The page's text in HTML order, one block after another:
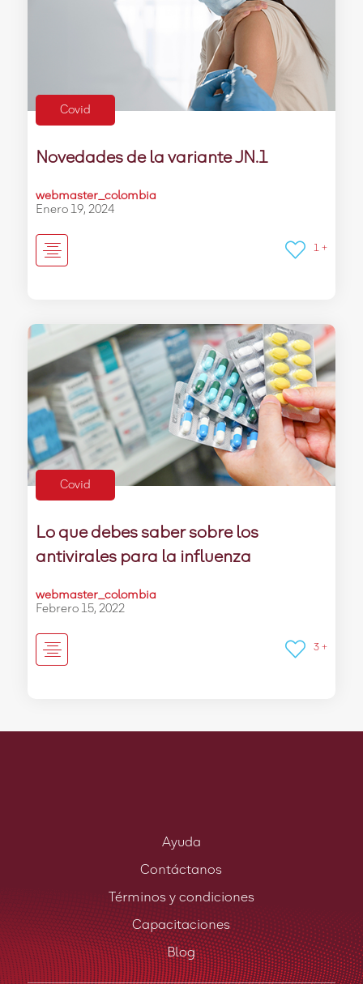
Covid
Novedades de la variante JN.1
webmaster_colombia
Enero 19, 2024
1 +
Covid
Lo que debes saber sobre los
antivirales para la influenza
webmaster_colombia
Febrero 15, 2022
3 +
Ayuda
Contáctanos
Términos y condiciones
Capacitaciones
Blog